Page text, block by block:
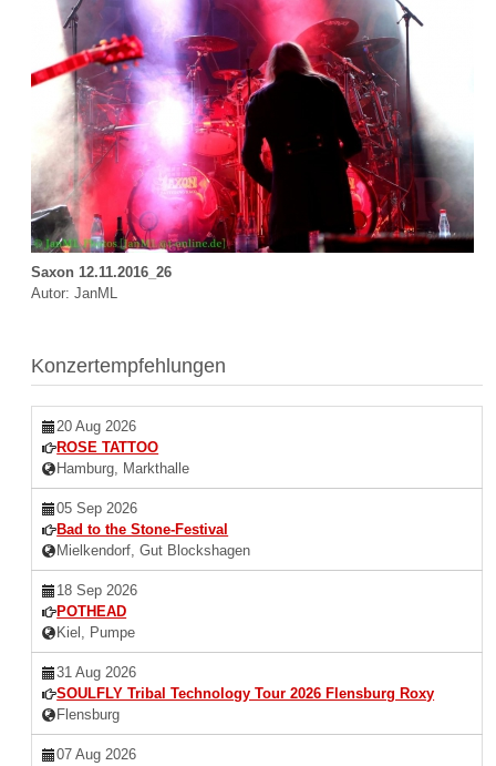
Saxon 12.11.2016_26
Autor: JanML
Konzertempfehlungen
20 Aug 2026
ROSE TATTOO
Hamburg, Markthalle
05 Sep 2026
Bad to the Stone-Festival
Mielkendorf, Gut Blockshagen
18 Sep 2026
POTHEAD
Kiel, Pumpe
31 Aug 2026
SOULFLY Tribal Technology Tour 2026 Flensburg Roxy
Flensburg
07 Aug 2026